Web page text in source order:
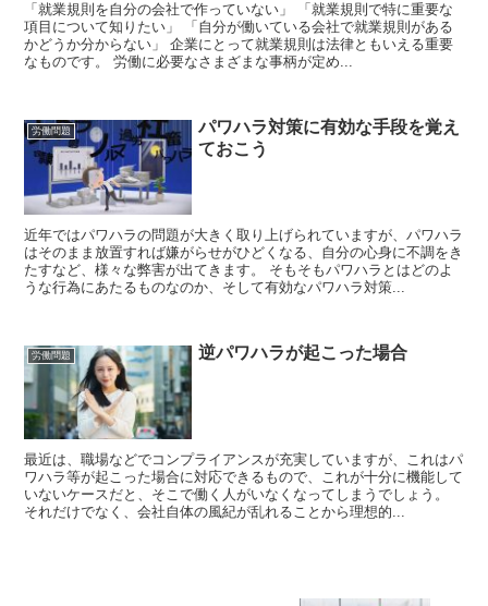
「就業規則を自分の会社で作っていない」 「就業規則で特に重要な
項目について知りたい」 「自分が働いている会社で就業規則がある
かどうか分からない」 企業にとって就業規則は法律ともいえる重要
なものです。 労働に必要なさまざまな事柄が定め...
労働問題
パワハラ対策に有効な手段を覚え
ておこう
近年ではパワハラの問題が大きく取り上げられていますが、パワハラ
はそのまま放置すれば嫌がらせがひどくなる、自分の心身に不調をき
たすなど、様々な弊害が出てきます。 そもそもパワハラとはどのよ
うな行為にあたるものなのか、そして有効なパワハラ対策...
労働問題 逆パワハラが起こった場合
最近は、職場などでコンプライアンスが充実していますが、これはパ
ワハラ等が起こった場合に対応できるもので、これが十分に機能して
いないケースだと、そこで働く人がいなくなってしまうでしょう。
それだけでなく、会社自体の風紀が乱れることから理想的...